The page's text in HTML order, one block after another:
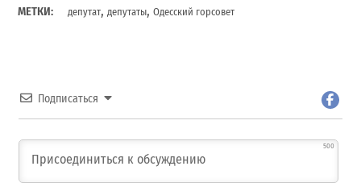
МЕТКИ: депутат,депутаты,Одесский горсовет
Подписаться
500